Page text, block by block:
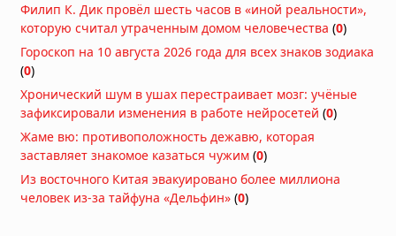
На Луне заметили более 20
гигантских неопознанных объектов
05.08.2026 в 06:39
Диск над Гатвиком: пилот сообщил о
«летающей тарелке» на подходе к
03.08.2026 в 15:34
Многомерная реальность: что
предложил Нил Деграсс Тайсон для
объяснения неопознанных явлений
Филип К. Дик провёл шесть часов в «иной реальности»,
которую считал утраченным домом человечества (0)
Гороскоп на 10 августа 2026 года для всех знаков зодиака
(0)
Хронический шум в ушах перестраивает мозг: учёные
зафиксировали изменения в работе нейросетей (0)
Жаме вю: противоположность дежавю, которая
заставляет знакомое казаться чужим (0)
Из восточного Китая эвакуировано более миллиона
человек из-за тайфуна «Дельфин» (0)